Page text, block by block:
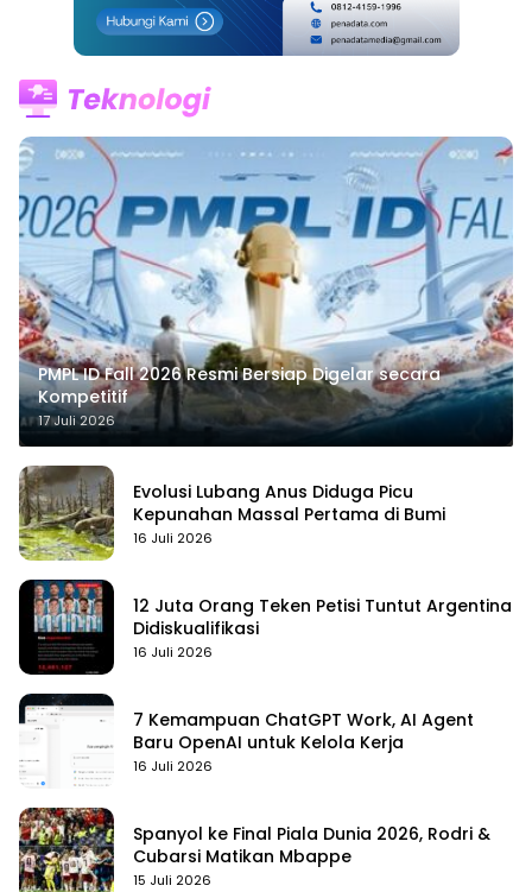
PMPL ID Fall 2026 Resmi Bersiap Digelar secara
Kompetitif
17 Juli 2026
Evolusi Lubang Anus Diduga Picu
Kepunahan Massal Pertama di Bumi
16 Juli 2026
12 Juta Orang Teken Petisi Tuntut Argentina
Didiskualifikasi
16 Juli 2026
7 Kemampuan ChatGPT Work, AI Agent
Baru OpenAI untuk Kelola Kerja
16 Juli 2026
Spanyol ke Final Piala Dunia 2026, Rodri &
Cubarsi Matikan Mbappe
15 Juli 2026